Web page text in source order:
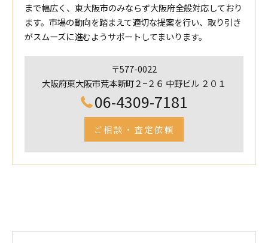
まで幅広く、東大阪市のみならず大阪府全般対応しており
ます。市場の動向を踏まえて適切な提案を行い、取り引き
がスムーズに進むようサポートしてまいります。
〒577-0022
大阪府東大阪市荒本新町２−２６ 中野ビル ２０１
06-4309-7181
ご相談・査定依頼